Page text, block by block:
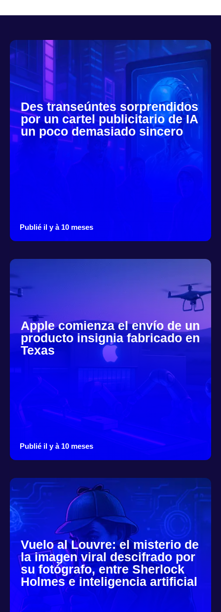
Des transeúntes sorprendidos
por un cartel publicitario de IA
un poco demasiado sincero
Publié il y à 10 meses
Apple comienza el envío de un
producto insignia fabricado en
Texas
Publié il y à 10 meses
Vuelo al Louvre: el misterio de
la imagen viral descifrado por
su fotógrafo, entre Sherlock
Holmes e inteligencia artificial